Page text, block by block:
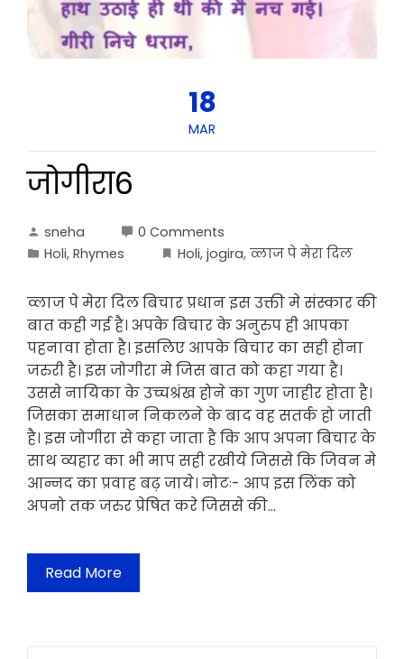
18
MAR
जोगीरा6
sneha
0 Comments
Holi, Rhymes Holi, jogira, व्लाज पे मेरा दिल
व्लाज पे मेरा दिल बिचार प्रधान इस उक्ती मे संस्कार की
बात कही गई है। अपके बिचार के अनुरुप ही आपका
पहनावा होता है। इसलिए आपके बिचार का सही होना
जरुरी है। इस जोगीरा मे जिस बात को कहा गया है।
उससे नायिका के उच्चश्रंख होने का गुण जाहीर होता है।
जिसका समाधान निकलने के बाद वह सतर्क हो जाती
है। इस जोगीरा से कहा जाता है कि आप अपना बिचार के
साथ व्यहार का भी माप सही रखीये जिससे कि जिवन मे
आन्नद का प्रवाह बढ़ जाये। नोटः- आप इस लिंक को
अपनो तक जरुर प्रेषित करे जिससे की…
Read More